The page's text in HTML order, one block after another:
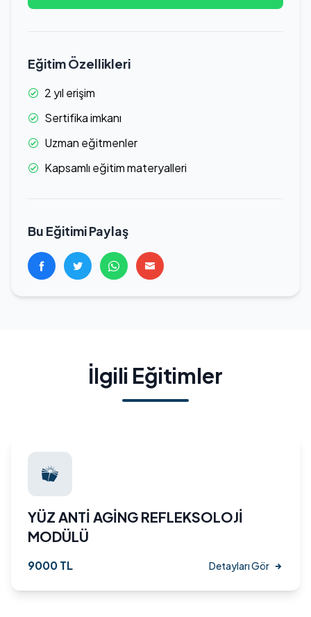
Eğitim Özellikleri
2 yıl erişim
Sertifika imkanı
Uzman eğitmenler
Kapsamlı eğitim materyalleri
Bu Eğitimi Paylaş
İlgili Eğitimler
YÜZ ANTİ AGİNG REFLEKSOLOJİ
MODÜLÜ
9000 TL Detayları Gör